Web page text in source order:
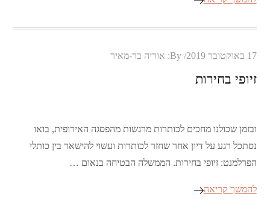
Posted
17 באוקטובר 2019 By: אוריה בר-מאיר
זיופי בחירות
ובזמן שכולנו מחכים לכותרות מרגשות מהפסגה האירופית, בואו
נסתכל רגע על דיון אחר שחזר לכותרות ועשוי להישאר בין כותלי
הפרלמנט: זיופי בחירות. הממשלה הבטיחה בנאום …
להמשך קריאה